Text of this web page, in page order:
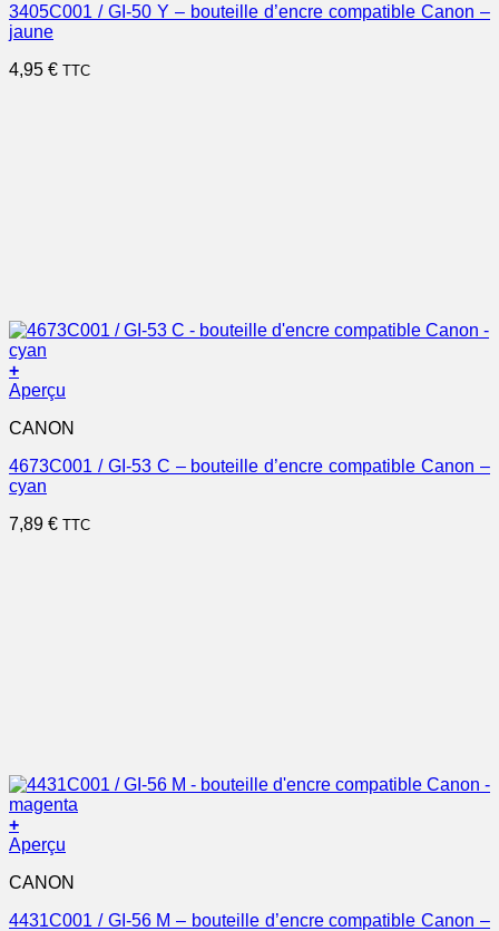
3405C001 / GI-50 Y – bouteille d’encre compatible Canon –
jaune
4,95 € TTC
+
Aperçu
CANON
4673C001 / GI-53 C – bouteille d’encre compatible Canon –
cyan
7,89 € TTC
+
Aperçu
CANON
4431C001 / GI-56 M – bouteille d’encre compatible Canon –